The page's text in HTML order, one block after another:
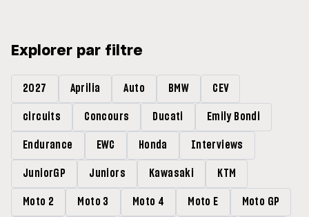
Explorer par filtre
2027 Aprilia Auto BMW CEV
circuits Concours Ducati Emily Bondi
Endurance EWC Honda Interviews
JuniorGP Juniors Kawasaki KTM
Moto 2 Moto 3 Moto 4 Moto E Moto GP